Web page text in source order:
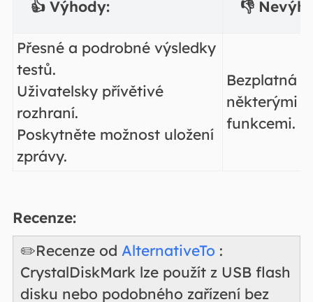
👍 Výhody: 👎
Přesné a podrobné výsledky
testů.
Uživatelsky přívětivé
rozhraní.
Poskytněte možnost uložení
zprávy.
Bezplatná
některými
funkcemi.
Recenze:
✏️Recenze od AlternativeTo :
CrystalDiskMark lze použít z USB flash
disku nebo podobného zařízení bez